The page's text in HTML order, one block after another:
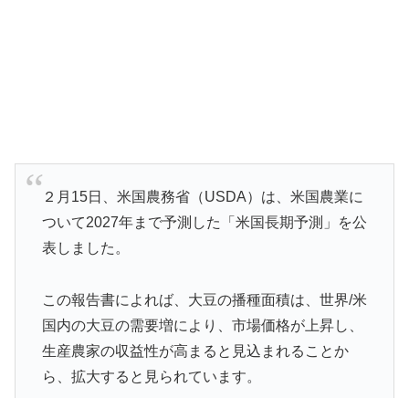
２月15日、米国農務省（USDA）は、米国農業に
ついて2027年まで予測した「米国長期予測」を公
表しました。
この報告書によれば、大豆の播種面積は、世界/米
国内の大豆の需要増により、市場価格が上昇し、
生産農家の収益性が高まると見込まれることか
ら、拡大すると見られています。